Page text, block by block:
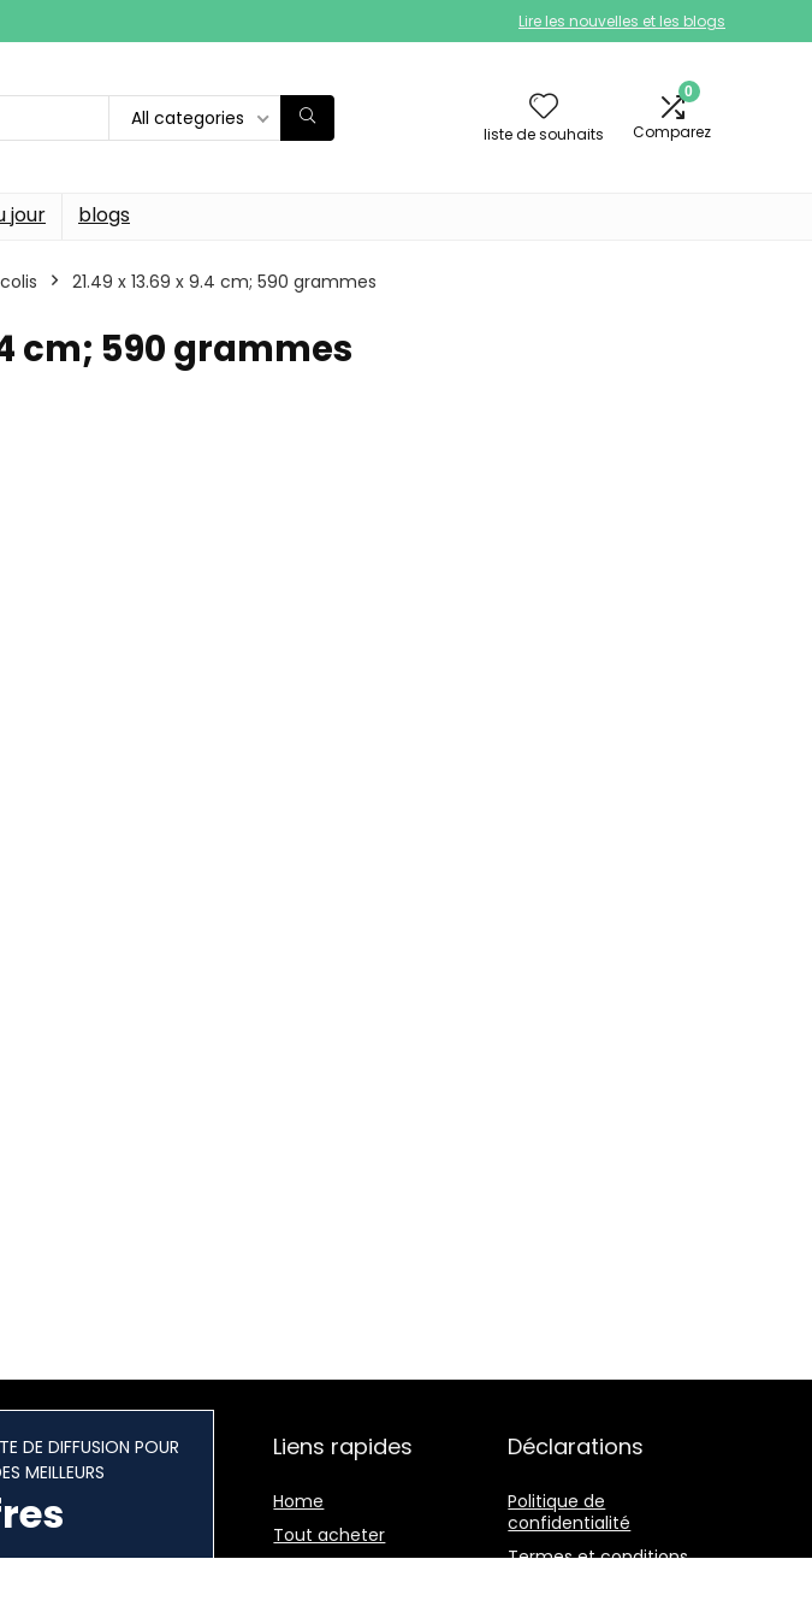
Lire les nouvelles et les blogs
All categories
liste de souhaits
0
Comparez
jour blogs
‎21.49 x 13.69 x 9.4 cm; 590 grammes
cm; 590 grammes
DE DIFFUSION POUR
MEILLEURS
Liens rapides
Home
Tout acheter
Déclarations
Politique de
confidentialité
Termes et conditions